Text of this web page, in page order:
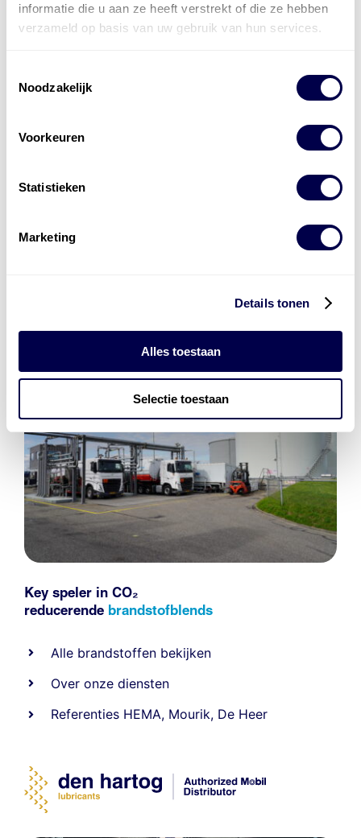
informatie die u aan ze heeft verstrekt of die ze hebben
verzameld op basis van uw gebruik van hun services.
Noodzakelijk
Voorkeuren
Statistieken
Marketing
Details tonen
Alles toestaan
Selectie toestaan
Laadnetwerk
Key speler in CO₂
reducerende brandstofblends
Alle brandstoffen bekijken
Over onze diensten
Referenties HEMA, Mourik, De Heer